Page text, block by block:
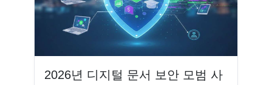
2026년 디지털 문서 보안 모범 사